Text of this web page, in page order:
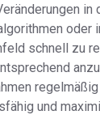
in
oder
schnell zu
und